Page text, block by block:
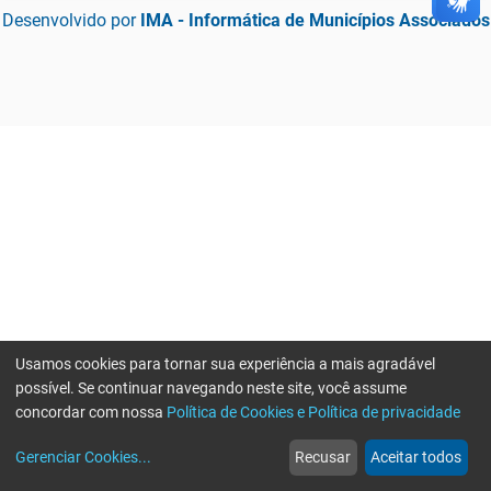
Desenvolvido por IMA - Informática de Municípios Associados
web
Notícias
more_horiz
Mais
Usamos cookies para tornar sua experiência a mais agradável
possível. Se continuar navegando neste site, você assume
concordar com nossa Política de Cookies e Política de privacidade
Gerenciar Cookies... Recusar Aceitar todos
Erro ao enviar informações, por favor tente novamente